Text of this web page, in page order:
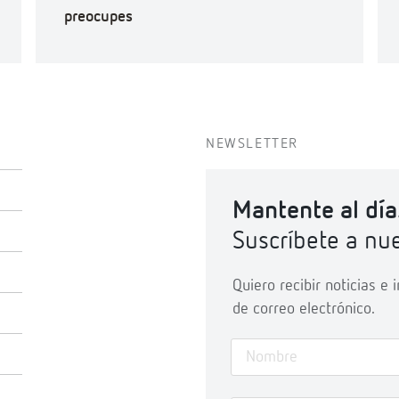
preocupes
NEWSLETTER
Mantente al
Suscríbete a
Quiero recibir noticias e
de correo electrónico.